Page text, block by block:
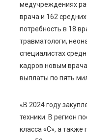
медучреждениях
врача и 162
потребность в 18
травматологи,
специалистах
кадров новым
выплаты по пять
«В 2024 году
техники. В регион
класса «C», а